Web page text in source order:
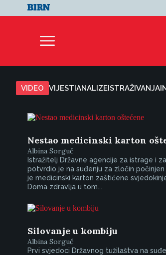
VIDEO VIJESTIANALIZEISTRAŽIVANJA
Nestao medicinski karton
Albina Sorguč
Istražitelj Državne agencije za istrage i
potvrdio je na suđenju za zločin
je medicinski karton zaštićene
Doma zdravlja u tom...
Silovanje u kombiju
Albina Sorguč
Prvi svjedoci Državnog tužilaštva na